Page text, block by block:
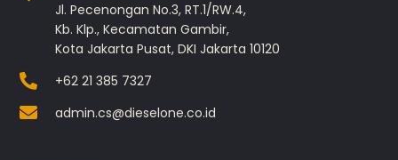
Jl. Pecenongan No.3, RT.1/RW.4,
Kb. Klp., Kecamatan Gambir,
Kota Jakarta Pusat, DKI Jakarta 10120
+62 21 385 7327
admin.cs@dieselone.co.id